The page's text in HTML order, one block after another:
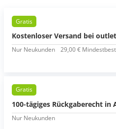
Gratis
Kostenloser Versand bei
Nur Neukunden 29,00 €
Gratis
100-tägiges Rückgaberecht in
Nur Neukunden